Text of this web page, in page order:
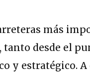
más
desde el
y estratégico.